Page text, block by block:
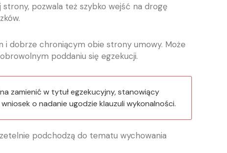
strony, pozwala też szybko wejść na drogę
i dobrze chroniącym obie strony umowy. Może
poddaniu się egzekucji.
zamienić w tytuł egzekucyjny, stanowiący
o nadanie ugodzie klauzuli wykonalności.
podchodzą do tematu wychowania